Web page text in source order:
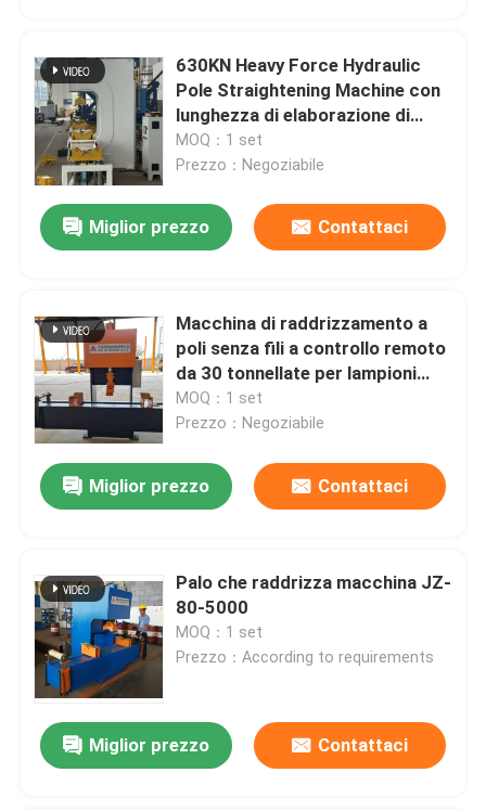
630KN Heavy Force Hydraulic
Pole Straightening Machine con
lunghezza di elaborazione di
4000 mm e telecomando
wireless
MOQ：1 set
Prezzo：Negoziabile
Miglior prezzo Contattaci
Macchina di raddrizzamento a
poli senza fili a controllo remoto
da 30 tonnellate per lampioni
stradali
MOQ：1 set
Prezzo：Negoziabile
Miglior prezzo Contattaci
Palo che raddrizza macchina JZ-
80-5000
MOQ：1 set
Prezzo：According to requirements
Miglior prezzo Contattaci